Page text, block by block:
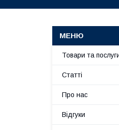
Товари та
Статті
Про нас
Відгуки